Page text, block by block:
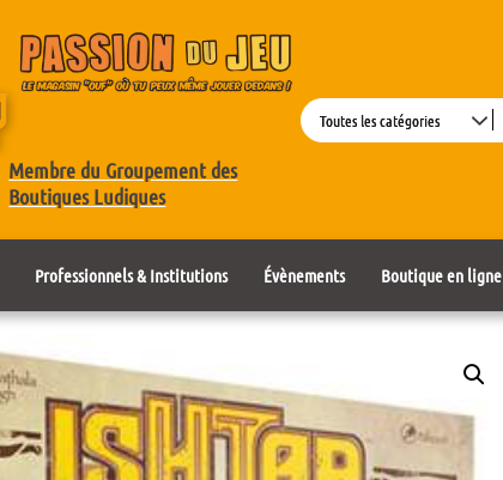
Membre du Groupement des
Boutiques Ludiques
Search
Professionnels & Institutions Évènements Boutique en ligne